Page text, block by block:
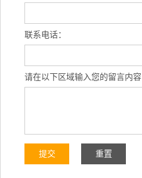
联系电话：
请在以下区域输入您的留言内容